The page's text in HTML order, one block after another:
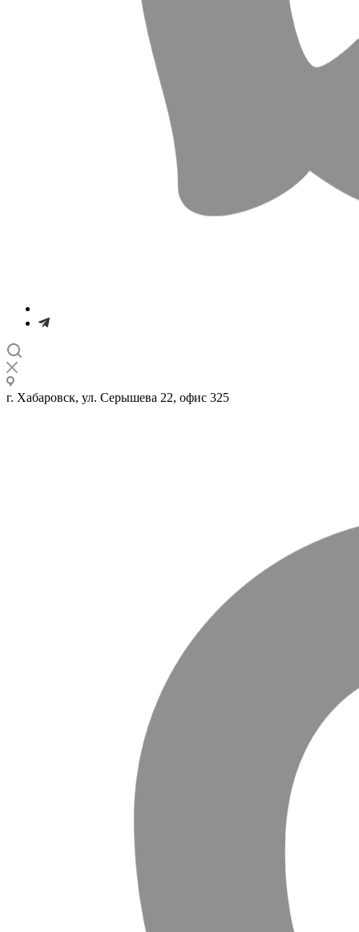
г. Хабаровск, ул. Серышева 22, офис 325